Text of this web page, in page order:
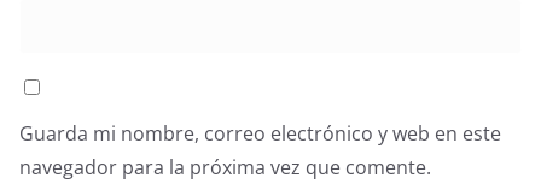
Guarda mi nombre, correo electrónico y web en este
navegador para la próxima vez que comente.